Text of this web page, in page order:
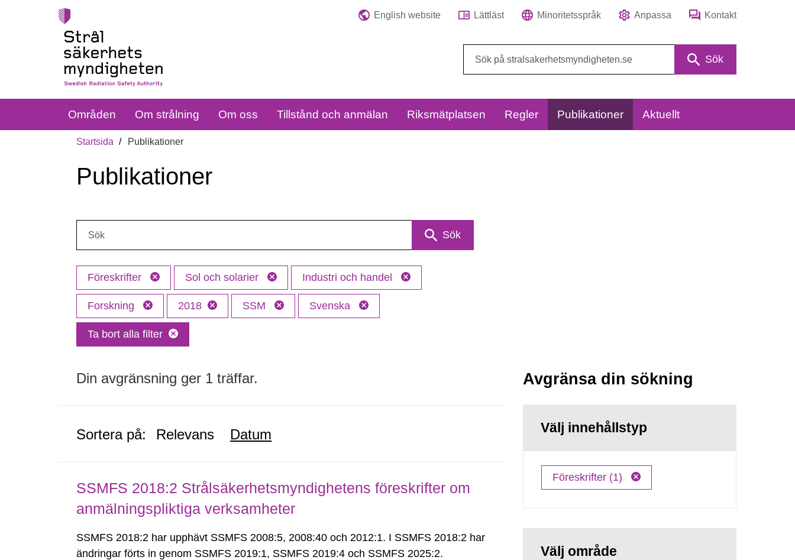
English website Lättläst Minoritetsspråk Anpassa Kontakt
Sök
Områden Om strålning Om oss Tillstånd och anmälan Riksmätplatsen Regler Publikationer Aktuellt
Startsida Publikationer
Publikationer
Sök
Föreskrifter Sol och solarier Industri och handel
Forskning 2018 SSM Svenska
Ta bort alla filter
Din avgränsning ger 1 träffar.
Sortera på: Relevans Datum
SSMFS 2018:2 Strålsäkerhetsmyndighetens föreskrifter om
anmälningspliktiga verksamheter
SSMFS 2018:2 har upphävt SSMFS 2008:5, 2008:40 och 2012:1. I SSMFS 2018:2 har
ändringar förts in genom SSMFS 2019:1, SSMFS 2019:4 och SSMFS 2025:2.
Avgränsa din sökning
Välj innehållstyp
Föreskrifter (1)
Välj område